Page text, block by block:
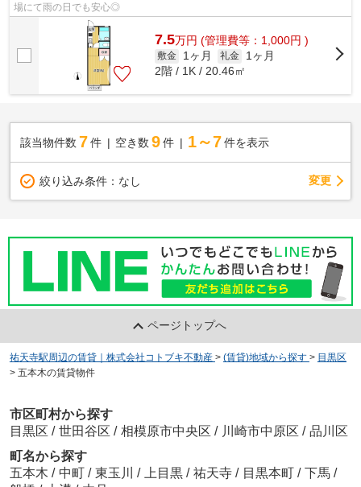
場にて雨の日でも安心◎
7.5万円 (管理費等：1,000円 )
敷金 1ヶ月 礼金
1ヶ月
2階 / 1K / 20.46㎡
該当物件数 7件 空き数 9 件 1～7 件を表示
絞り込み条件： なし 変更
ページトップへ
祐天寺駅周辺の賃貸｜株式会社コトブキ不動産 > (賃貸)地域から探す > 目黒区
> 五本木の賃貸物件
市区町村から探す
目黒区 / 世田谷区 / 相模原市中央区 / 川崎市中原区 / 品川区
町名から探す
五本木 / 中町 / 東玉川 / 上目黒 / 祐天寺 / 目黒本町 / 下馬 /